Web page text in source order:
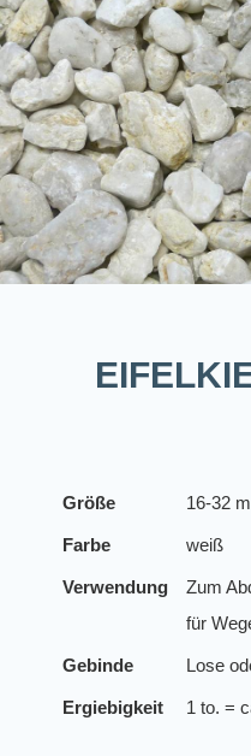
Größe 16-32
Farbe weiß
Verwendung
Zum
für
Gebinde Lose
Ergiebigkeit 1 to. =